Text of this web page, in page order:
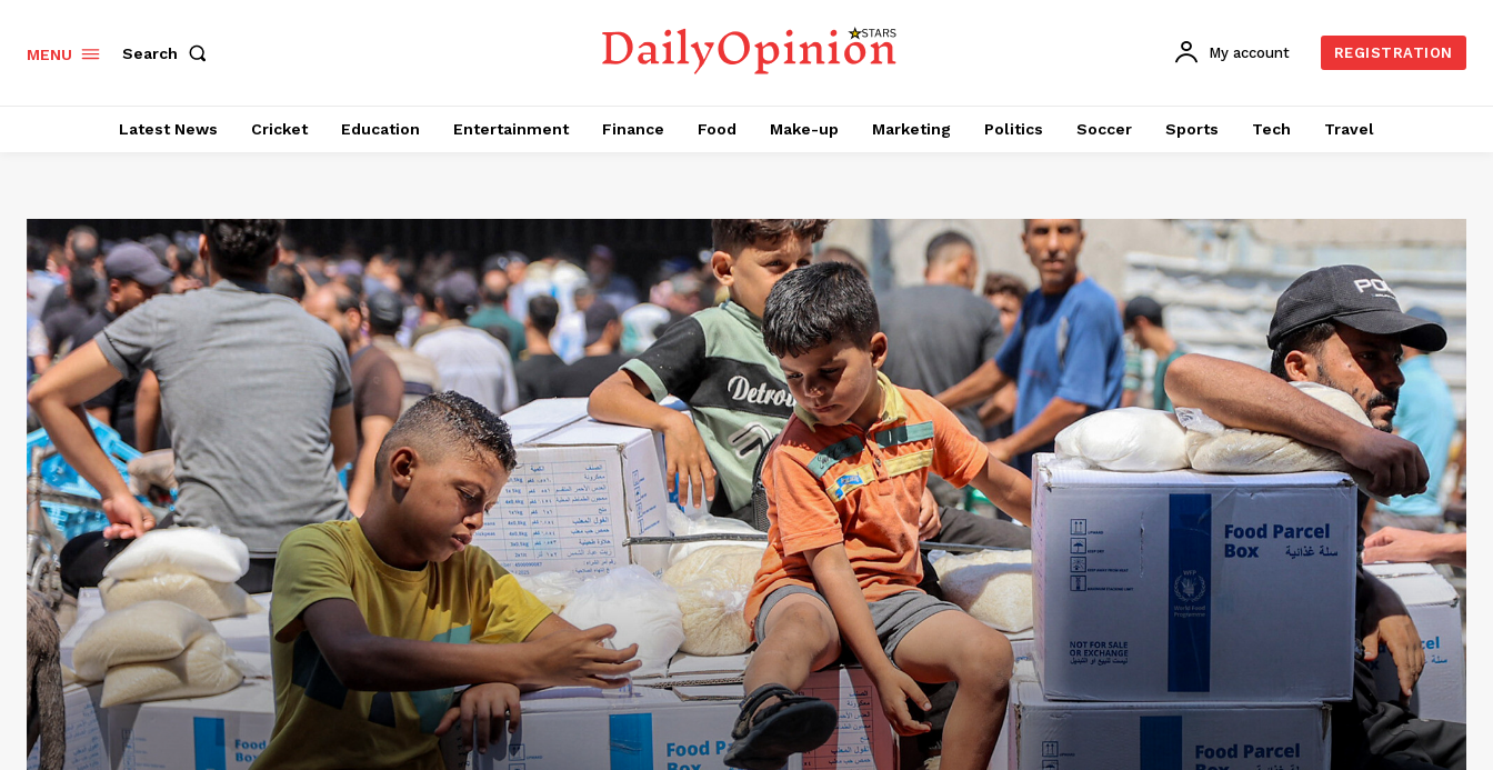
MENU Search My account REGISTRATION
Latest News Cricket Education Entertainment Finance Food Make-up Marketing Politics Soccer Sports Tech Travel